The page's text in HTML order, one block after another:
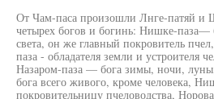
От Чам-паса произошли Лнге-патяй и
четырех богов и богинь: Нишке-паза—
света, он же главный покровитель
паза - обладателя земли и устроителя
Назаром-паза — бога зимы, ночи,
бога всего живого, кроме человека,
покровительницу пчеловодства,